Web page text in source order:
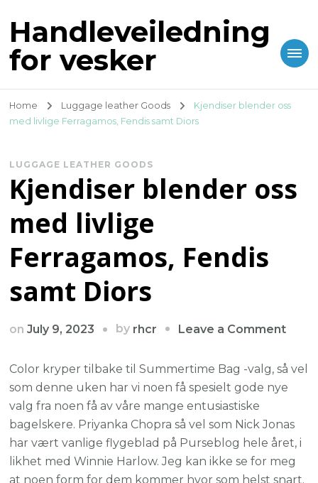
Handleveiledning
for vesker
Home Luggage leather Goods
Kjendiser blender oss
med livlige Ferragamos, Fendis samt Diors
LUGGAGE LEATHER GOODS
Kjendiser blender oss
med livlige
Ferragamos, Fendis
samt Diors
onJuly 9, 2023 by rhcr Leave a Commenton
oss
samt
Color kryper tilbake til Summertime Bag -valg, så vel
som denne uken har vi noen få spesielt gode nye
valg fra noen få av våre mange entusiastiske
bagelskere. Priyanka Chopra så vel som Nick Jonas
har vært vanlige flygeblad på Purseblog hele året, i
likhet med Winnie Harlow. Jeg kan ikke se for meg
at noen form for dem kommer hvor som helst snart.